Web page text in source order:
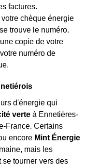
factures.
chèque énergie
trouve le numéro.
copie de votre
numéro de
d'énergie qui
verte à Ennetières-
France. Certains
encore Mint Énergie
mais les
tourner vers des